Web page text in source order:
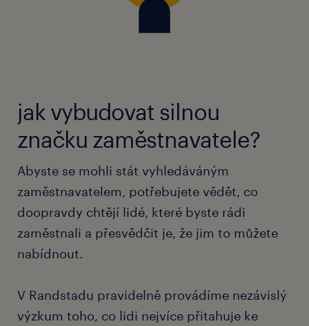
jak vybudovat silnou
značku zaměstnavatele?
Abyste se mohli stát vyhledáváným
zaměstnavatelem, potřebujete vědět, co
doopravdy chtějí lidé, které byste rádi
zaměstnali a přesvědčit je, že jim to můžete
nabídnout.
V Randstadu pravidelně provádíme nezávislý
výzkum toho, co lidi nejvíce přitahuje ke